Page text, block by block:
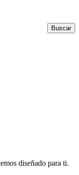
Buscar
diseñado para ti.